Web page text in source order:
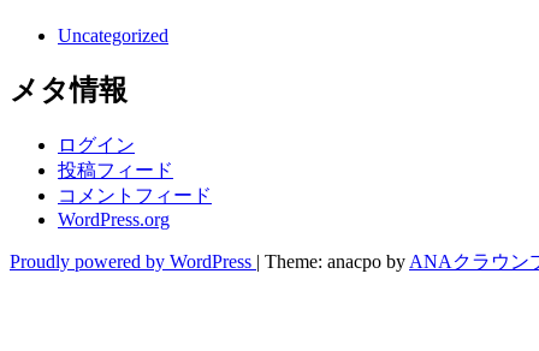
Uncategorized
メタ情報
ログイン
投稿フィード
コメントフィード
WordPress.org
Proudly powered by WordPress | Theme: anacpo by ANAクラウン